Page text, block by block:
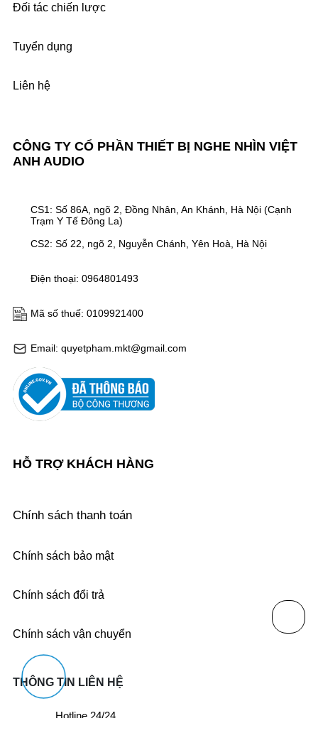
CÔNG TY CỔ PHẦN THIẾT BỊ NGHE NHÌN VIỆT
ANH AUDIO
Email: quyetpham.mkt@gmail.com
Mã số thuế: 0109921400
Điện thoại: 0964801493
CS1: Số 86A, ngõ 2, Đồng Nhân, An Khánh, Hà Nội (Cạnh
Trạm Y Tế Đông La)
CS2: Số 22, ngõ 2, Nguyễn Chánh, Yên Hoà, Hà Nội
Đối tác chiến lược
Tuyển dụng
Liên hệ
HỖ TRỢ KHÁCH HÀNG
Chính sách thanh toán
Chính sách bảo mật
Chính sách đổi trả
Chính sách vận chuyển
THÔNG TIN LIÊN HỆ
Hotline 24/24